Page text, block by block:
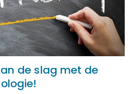
de slag met de